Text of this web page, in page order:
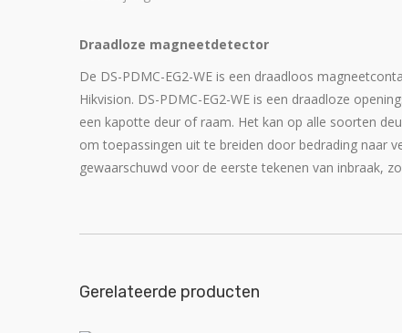
Draadloze magneetdetector
De DS-PDMC-EG2-WE is een draadloos
Hikvision. DS-PDMC-EG2-WE is een draadloze
een kapotte deur of raam. Het kan op alle soorten
om toepassingen uit te breiden door bedrading naar
gewaarschuwd voor de eerste tekenen van inbraak,
Gerelateerde producten